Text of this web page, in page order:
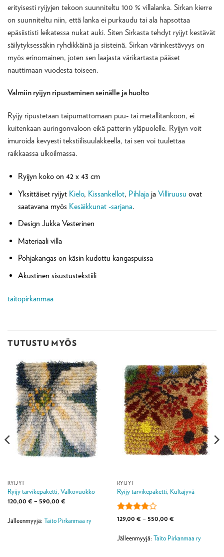
erityisesti ryijyjen tekoon suunniteltu 100 % villalanka. Sirkan kierre
on suunniteltu niin, että lanka ei purkaudu tai ala hapsottaa
epäsiististi leikatessa nukat auki. Siten Sirkasta tehdyt ryijyt kestävät
säilytyksessäkin ryhdikkäinä ja siisteinä. Sirkan värinkestävyys on
myös erinomainen, joten sen laajasta värikartasta pääset
nauttimaan vuodesta toiseen.
Valmiin ryijyn ripustaminen seinälle ja huolto
Ryijy ripustetaan taipumattomaan puu- tai metallitankoon, ei
kuitenkaan auringonvaloon eikä patterin yläpuolelle. Ryijyn voit
imuroida kevyesti tekstiilisuulakkeella, tai sen voi tuulettaa
raikkaassa ulkoilmassa.
Ryijyn koko on 42 x 43 cm
Yksittäiset ryijyt Kielo, Kissankellot, Pihlajaja Villiruusu ovat
saatavana myös Kesäikkunat -sarjana.
Design Jukka Vesterinen
Materiaali villa
Pohjakangas on käsin kudottu kangaspuissa
Akustinen sisustustekstiili
taitopirkanmaa
TUTUSTU MYÖS
RYIJYT
Ryijy tarvikepaketti, Valkovuokko
120,00 € – 590,00 €Hintaluokka:
590,00 €
Jälleenmyyjä: Taito Pirkanmaa ry
RYIJYT
Ryijy tarvikepaketti, Kultajyvä
Arvostelu
4 / 5
129,00 € – 550,00 €Hintaluokka:
550,00 €
Jälleenmyyjä: Taito Pirkanmaa ry